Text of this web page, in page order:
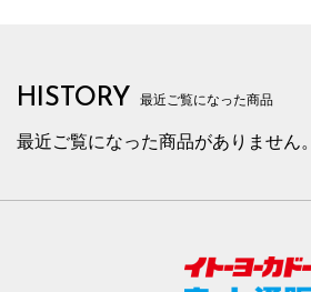
HISTORY 最近ご覧になった商品
最近ご覧になった商品がありません。